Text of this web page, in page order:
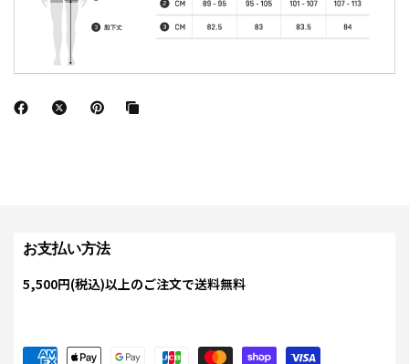
お支払い方法
5,500円(税込)以上のご注文で送料無料